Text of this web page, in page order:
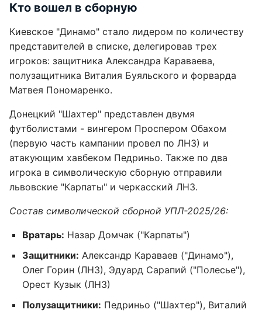
Кто вошел в сборную
Киевское "Динамо" стало лидером по количеству
представителей в списке, делегировав трех
игроков: защитника Александра Караваева,
полузащитника Виталия Буяльского и форварда
Матвея Пономаренко.
Донецкий "Шахтер" представлен двумя
футболистами - вингером Проспером Обахом
(первую часть кампании провел по ЛНЗ) и
атакующим хавбеком Педриньо. Также по два
игрока в символическую сборную отправили
львовские "Карпаты" и черкасский ЛНЗ.
Состав символической сборной УПЛ-2025/26:
Вратарь: Назар Домчак ("Карпаты")
Защитники: Александр Караваев ("Динамо"),
Олег Горин (ЛНЗ), Эдуард Сарапий ("Полесье"),
Орест Кузык (ЛНЗ)
Полузащитники: Педриньо ("Шахтер"), Виталий